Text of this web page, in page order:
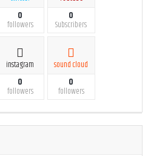
0
followers
0
Subscribers
instagram
0
followers
sound cloud
0
followers